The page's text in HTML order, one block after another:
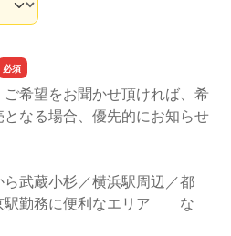
希望をお聞かせ頂ければ、希
なる場合、優先的にお知らせ
武蔵小杉／横浜駅周辺／都
駅勤務に便利なエリア な